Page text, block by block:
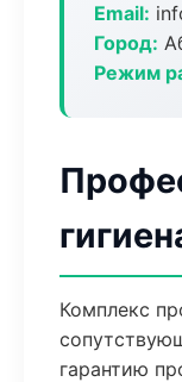
Email:
Город:
Режим
Комплекс
гарантию